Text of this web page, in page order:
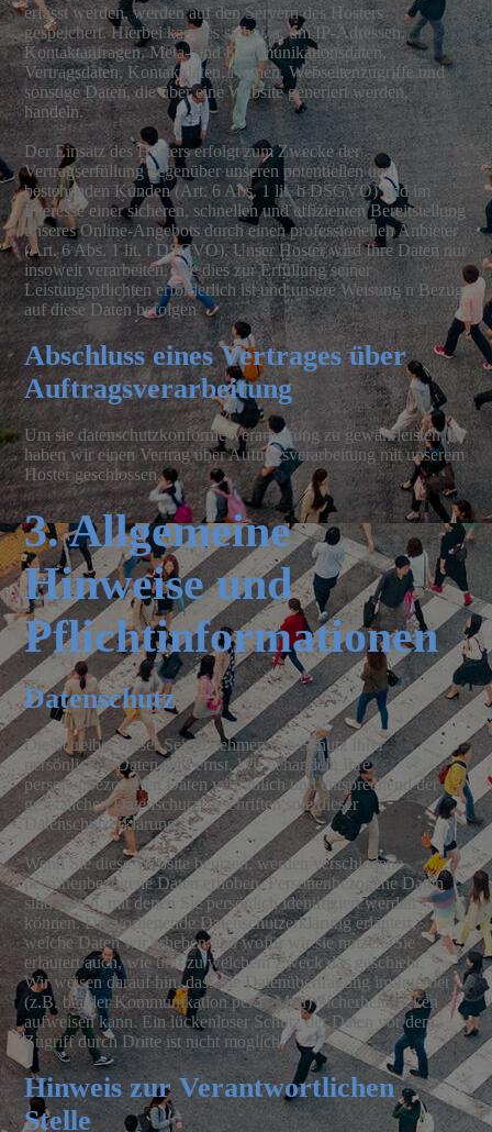
erfasst werden, werden auf den Servern des Hosters
gespeichert. Hierbei kann es sich v. a. um IP-Adressen,
Kontaktanfragen, Meta- und Kommunikationsdaten,
Vertragsdaten, Kontaktdaten, Namen, Webseitenzugriffe und
sonstige Daten, die über eine Website generiert werden,
handeln.
Der Einsatz des Hosters erfolgt zum Zwecke der
Vertragserfüllung gegenüber unseren potentiellen und
bestehenden Kunden (Art. 6 Abs. 1 lit. b DSGVO) und im
Interesse einer sicheren, schnellen und effizienten Bereitstellung
unseres Online-Angebots durch einen professionellen Anbieter
(Art. 6 Abs. 1 lit. f DSGVO). Unser Hoster wird Ihre Daten nur
insoweit verarbeiten, wie dies zur Erfüllung seiner
Leistungspflichten erforderlich ist und unsere Weisung n Bezug
auf diese Daten befolgen.
Abschluss eines Vertrages über
Auftragsverarbeitung
Um sie datenschutzkonforme Verarbeitung zu gewährleisten,
haben wir einen Vertrag über Auftragsverarbeitung mit unserem
Hoster geschlossen.
3. Allgemeine
Hinweise und
Pflichtinformationen
Datenschutz
Die betreiber dieser Seiten nehmen den Schutz Ihrer
persönlichen Daten sehr ernst. Wir behandeln Ihre
personenbezogenen Daten vertraulich und entsprechend der
gesetzlichen Datenschutzvorschriften soie dieser
Datenschutzerklärung.
Wenn Sie diese Website beutzen, werden verschiedene
personenbezogene Daten erhoben. Personenbezogene Daten
sind Daten, mit denen Sie persönlich identifiziert werden
können. Die vorliegende Datenschutzerklärung erläutert,
welche Daten wir erheben und wofür wir sie nutzen. Sie
erläutert auch, wie und zu welchem Zweck das geschieht.
Wir weisen darauf hin, dass die Datenübertragung im Internet
(z.B. bei der Kommunikation per E-Mail) Sicherheitslücken
aufweisen kann. Ein lückenloser Schutz der Daten vor dem
Zugriff durch Dritte ist nicht möglich.
Hinweis zur Verantwortlichen
Stelle